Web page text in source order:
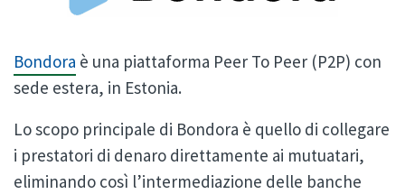
Bondora è una piattaforma Peer To Peer (P2P) con
sede estera, in Estonia.
Lo scopo principale di Bondora è quello di collegare
i prestatori di denaro direttamente ai mutuatari,
eliminando così l’intermediazione delle banche